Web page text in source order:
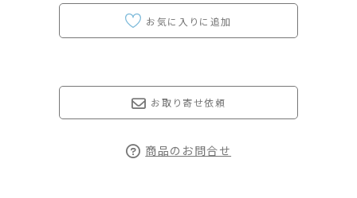
お取り寄せ依頼
商品のお問合せ